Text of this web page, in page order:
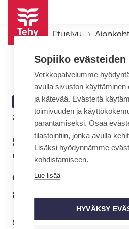
Hyppää
pääsisältöön
Etusivu
ARTIKKELIN
KATEGORIA
AJANKOHTAISTA
26.1.2026 | 17:37
SOSTESistä
"Emme
edenneet oikein
asian suhteen"
SOSTES neuvotteluja
Sopiiko evästeiden
Verkkopalvelumme
avulla sivuston käyttäminen
ja kätevää. Evästeitä
toimivuuden ja
parantamiseksi. Osaa
tilastointiin, jonka avulla
Lisäksi hyödynnämme
kohdistamiseen.
Lue lisää
HYVÄKSY